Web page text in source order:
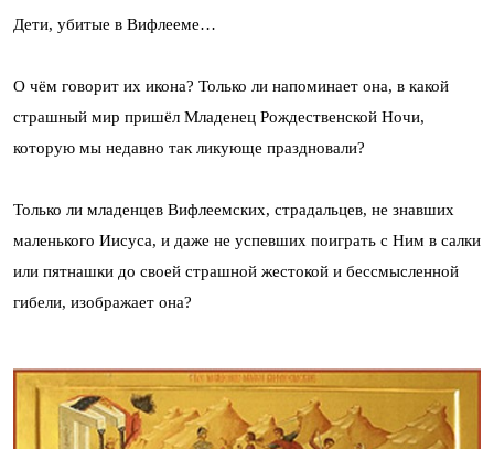
Дети, убитые в Вифлееме…
О чём говорит их икона? Только ли напоминает она, в какой
страшный мир пришёл Младенец Рождественской Ночи,
которую мы недавно так ликующе праздновали?
Только ли младенцев Вифлеемских, страдальцев, не знавших
маленького Иисуса, и даже не успевших поиграть с Ним в салки
или пятнашки до своей страшной жестокой и бессмысленной
гибели, изображает она?